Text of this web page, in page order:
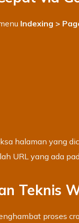
Indexing >
halaman yang
URL yang ada
Teknis
proses